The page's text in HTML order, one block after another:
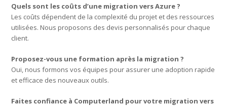
Quels sont les coûts d’une migration vers Azure ?
Les coûts dépendent de la complexité du projet et des ressources
utilisées. Nous proposons des devis personnalisés pour chaque
client.
Proposez-vous une formation après la migration ?
Oui, nous formons vos équipes pour assurer une adoption rapide
et efficace des nouveaux outils.
Faites confiance à Computerland pour votre migration vers